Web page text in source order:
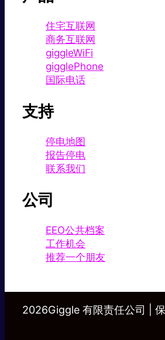
住宅互联网
商务互联网
giggleWiFi
gigglePhone
国际电话
支持
停电地图
报告停电
联系我们
公司
EEO公共档案
工作机会
推荐一个朋友
2026Giggle 有限责任公司 |